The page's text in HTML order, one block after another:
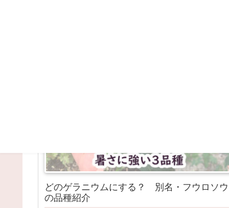
どのゲラニウムにする？ 別名・フウロソウ
の品種紹介